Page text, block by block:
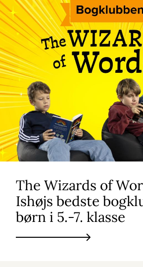
The Wizards of
Ishøjs bedste
børn i 5.-7. klasse